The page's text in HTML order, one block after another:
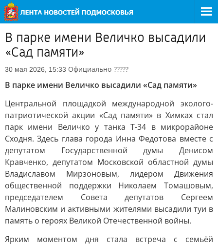
В парке имени Величко высадили
«Сад памяти»
30 мая 2026, 15:33 Официально ?????
В парке имени Величко высадили «Сад памяти»
Центральной площадкой международной эколого-
патриотической акции «Сад памяти» в Химках стал
парк имени Величко у танка Т-34 в микрорайоне
Сходня. Здесь глава города Инна Федотова вместе с
депутатом Государственной думы Денисом
Кравченко, депутатом Московской областной думы
Владиславом Мирзоновым, лидером Движения
общественной поддержки Николаем Томашовым,
председателем Совета депутатов Сергеем
Малиновским и активными жителями высадили туи в
память о героях Великой Отечественной войны.
Ярким моментом дня стала встреча с семьёй